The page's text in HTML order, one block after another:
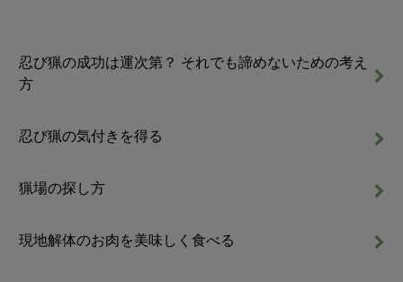
忍び猟の成功は運次第？ それでも諦めないための考え
方
忍び猟の気付きを得る
猟場の探し方
現地解体のお肉を美味しく食べる